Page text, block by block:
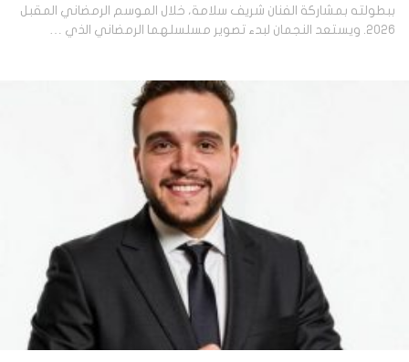
ببطولته بمشاركة الفنان شريف سلامة، خلال الموسم الرمضاني المقبل
2026. ويستعد النجمان لبدء تصوير مسلسلهما الرمضاني الذي …